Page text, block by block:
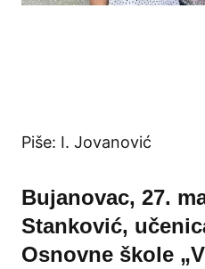
Piše: I. Jovanović
Bujanovac, 27.
Stanković,
Osnovne škole